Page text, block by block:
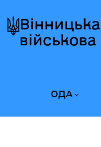
до
головного
до
головного
вмісту
до
головного
колонтитула
військова
ОДА